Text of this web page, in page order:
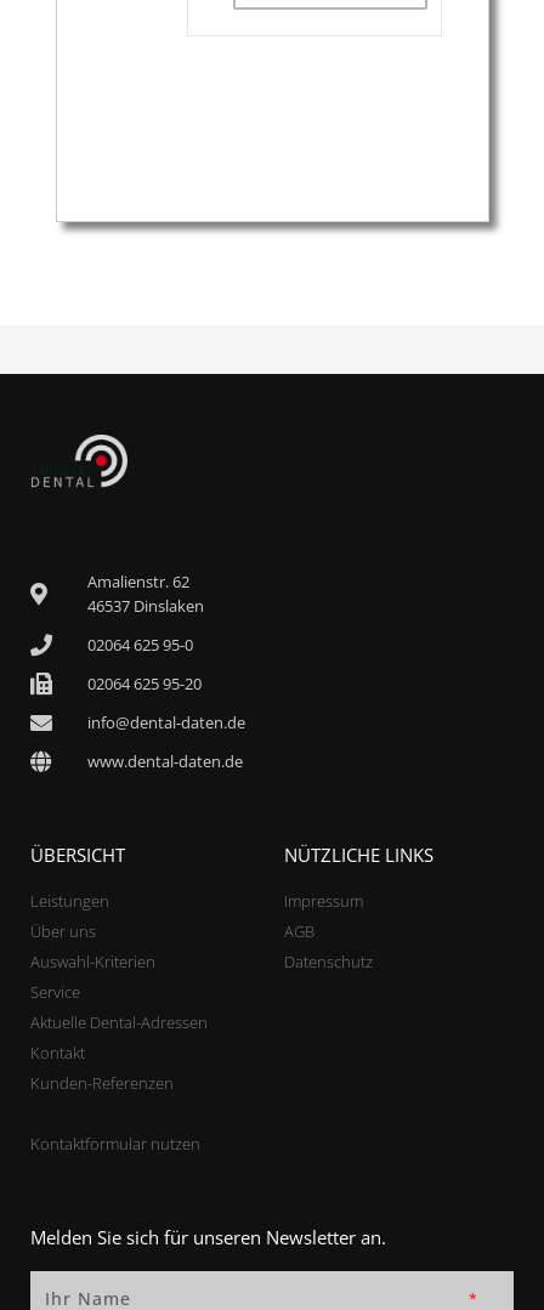
Amalienstr. 62
46537 Dinslaken
02064 625 95-0
02064 625 95-20
info@dental-daten.de
www.dental-daten.de
ÜBERSICHT
Leistungen
Über uns
Auswahl-Kriterien
Service
Aktuelle Dental-Adressen
Kontakt
Kunden-Referenzen
Kontaktformular nutzen
NÜTZLICHE LINKS
Impressum
AGB
Datenschutz
Melden Sie sich für unseren Newsletter an.